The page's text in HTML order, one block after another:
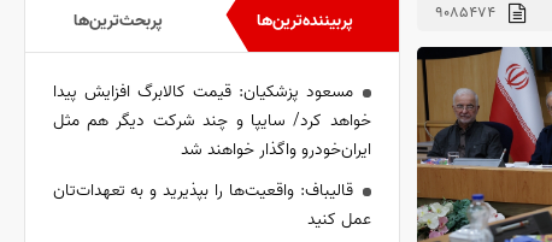
۹۰۸۵۴۷۴ پربیننده‌ترین‌ها پربحث‌ترین‌ها
مسعود پزشکیان: قیمت کالابرگ افزایش پیدا
خواهد کرد/ سایپا و چند شرکت دیگر هم مثل
ایران‌خودرو واگذار خواهند شد
قالیباف: واقعیت‌ها را بپذیرید و به تعهدات‌تان
عمل کنید